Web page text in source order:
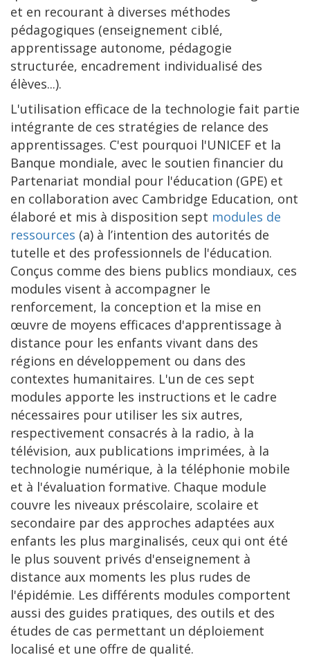
et en recourant à diverses méthodes
pédagogiques (enseignement ciblé,
apprentissage autonome, pédagogie
structurée, encadrement individualisé des
élèves...).
L'utilisation efficace de la technologie fait partie
intégrante de ces stratégies de relance des
apprentissages. C'est pourquoi l'UNICEF et la
Banque mondiale, avec le soutien financier du
Partenariat mondial pour l'éducation (GPE) et
en collaboration avec Cambridge Education, ont
élaboré et mis à disposition sept modules de
ressources (a) à l’intention des autorités de
tutelle et des professionnels de l'éducation.
Conçus comme des biens publics mondiaux, ces
modules visent à accompagner le
renforcement, la conception et la mise en
œuvre de moyens efficaces d'apprentissage à
distance pour les enfants vivant dans des
régions en développement ou dans des
contextes humanitaires. L'un de ces sept
modules apporte les instructions et le cadre
nécessaires pour utiliser les six autres,
respectivement consacrés à la radio, à la
télévision, aux publications imprimées, à la
technologie numérique, à la téléphonie mobile
et à l'évaluation formative. Chaque module
couvre les niveaux préscolaire, scolaire et
secondaire par des approches adaptées aux
enfants les plus marginalisés, ceux qui ont été
le plus souvent privés d'enseignement à
distance aux moments les plus rudes de
l'épidémie. Les différents modules comportent
aussi des guides pratiques, des outils et des
études de cas permettant un déploiement
localisé et une offre de qualité.